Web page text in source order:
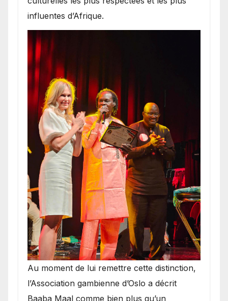
influentes d’Afrique.
​Au moment de lui remettre cette distinction,
l’Association gambienne d’Oslo a décrit
Baaba Maal comme bien plus qu’un